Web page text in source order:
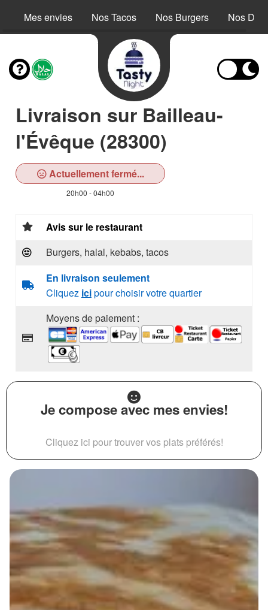
Mes envies Nos Tacos Nos Burgers Nos
Livraison sur Bailleau-
l'Évêque (28300)
Actuellement fermé...
20h00 - 04h00
Avis sur le restaurant
Burgers, halal, kebabs, tacos
En livraison seulement
Cliquez icipour choisir votre quartier
Moyens de paiement :
Je compose avec mes envies!
Cliquez ici pour trouver vos plats préférés!